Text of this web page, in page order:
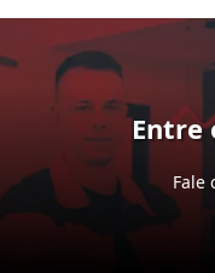
Entre
Fale